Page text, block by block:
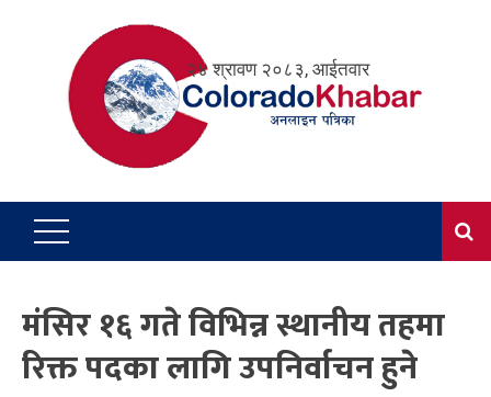
२४ श्रावण २०८३, आईतवार
मंसिर १६ गते विभिन्न स्थानीय तहमा
रिक्त पदका लागि उपनिर्वाचन हुने